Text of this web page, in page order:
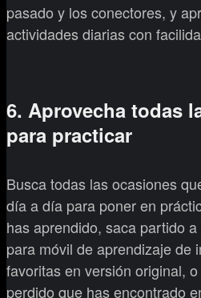
pasado y los conectores, y
actividades diarias con
6. Aprovecha todas
para practicar
Busca todas las ocasiones
día a día para poner en
has aprendido, saca partido
para móvil de aprendizaje de
favoritas en versión original,
perdido que has encontrado